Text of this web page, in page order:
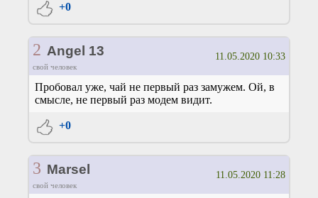
+0
2 Angel 13
свой человек
11.05.2020 10:33
Пробовал уже, чай не первый раз замужем. Ой, в
смысле, не первый раз модем видит.
+0
3 Marsel
свой человек
11.05.2020 11:28